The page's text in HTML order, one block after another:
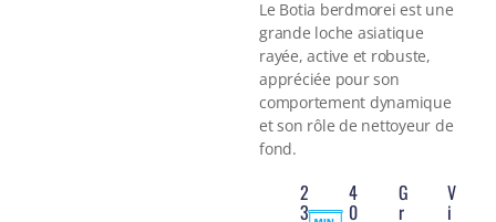
Spécial bassin
Additifs
Engrais
Voir tout
BONNES AFFAIRES
DERNIERS ARRIVAGES
Le Botia berdmorei est une
grande loche asiatique
rayée, active et robuste,
appréciée pour son
comportement dynamique
et son rôle de nettoyeur de
fond.
2
3
4
0
G
r
V
i